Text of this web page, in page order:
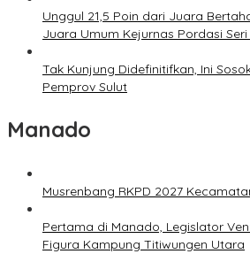
Unggul 21,5 Poin dari Juara
Juara Umum Kejurnas Pordasi
Tak Kunjung Didefinitifkan, Ini
Pemprov Sulut
Manado
Musrenbang RKPD 2027
Pertama di Manado, Legislator
Figura Kampung Titiwungen Utara